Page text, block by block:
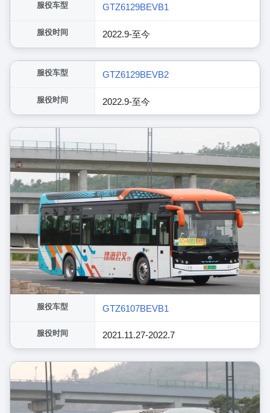
服役车型 GTZ6129BEVB1
服役时间 2022.9-至今
服役车型 GTZ6129BEVB2
服役时间 2022.9-至今
展开
服役车型 GTZ6107BEVB1
服役时间 2021.11.27-2022.7